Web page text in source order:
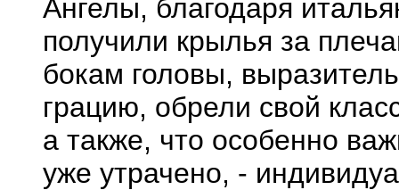
Ангелы, благодаря
получили крылья за
бокам головы,
грацию, обрели свой
а также, что особенно
уже утрачено, -